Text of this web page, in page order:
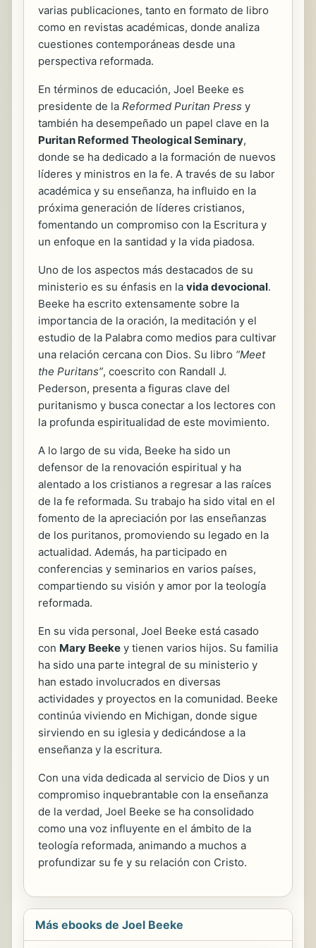
varias publicaciones, tanto en formato de libro
como en revistas académicas, donde analiza
cuestiones contemporáneas desde una
perspectiva reformada.
En términos de educación, Joel Beeke es
presidente de la Reformed Puritan Press y
también ha desempeñado un papel clave en la
Puritan Reformed Theological Seminary,
donde se ha dedicado a la formación de nuevos
líderes y ministros en la fe. A través de su labor
académica y su enseñanza, ha influido en la
próxima generación de líderes cristianos,
fomentando un compromiso con la Escritura y
un enfoque en la santidad y la vida piadosa.
Uno de los aspectos más destacados de su
ministerio es su énfasis en la vida devocional.
Beeke ha escrito extensamente sobre la
importancia de la oración, la meditación y el
estudio de la Palabra como medios para cultivar
una relación cercana con Dios. Su libro “Meet
the Puritans”, coescrito con Randall J.
Pederson, presenta a figuras clave del
puritanismo y busca conectar a los lectores con
la profunda espiritualidad de este movimiento.
A lo largo de su vida, Beeke ha sido un
defensor de la renovación espiritual y ha
alentado a los cristianos a regresar a las raíces
de la fe reformada. Su trabajo ha sido vital en el
fomento de la apreciación por las enseñanzas
de los puritanos, promoviendo su legado en la
actualidad. Además, ha participado en
conferencias y seminarios en varios países,
compartiendo su visión y amor por la teología
reformada.
En su vida personal, Joel Beeke está casado
con Mary Beeke y tienen varios hijos. Su familia
ha sido una parte integral de su ministerio y
han estado involucrados en diversas
actividades y proyectos en la comunidad. Beeke
continúa viviendo en Michigan, donde sigue
sirviendo en su iglesia y dedicándose a la
enseñanza y la escritura.
Con una vida dedicada al servicio de Dios y un
compromiso inquebrantable con la enseñanza
de la verdad, Joel Beeke se ha consolidado
como una voz influyente en el ámbito de la
teología reformada, animando a muchos a
profundizar su fe y su relación con Cristo.
Más ebooks de Joel Beeke